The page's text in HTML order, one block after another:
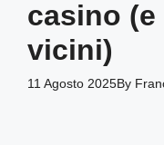
casino
vicini)
11 Agosto 2025By